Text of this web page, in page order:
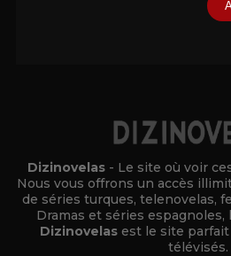
Dizinovelas - Le site où voir
Nous vous offrons un accès
de séries turques, telenovelas,
Dramas et séries
Dizinovelas est le site
télévisés.